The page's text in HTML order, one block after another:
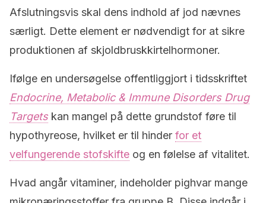
Afslutningsvis skal dens indhold af jod nævnes
særligt. Dette element er nødvendigt for at sikre
produktionen af skjoldbruskkirtelhormoner.
Ifølge en undersøgelse offentliggjort i tidsskriftet
Endocrine, Metabolic & Immune Disorders Drug
Targets kan mangel på dette grundstof føre til
hypothyreose, hvilket er til hinder for et
velfungerende stofskifte og en følelse af vitalitet.
Hvad angår vitaminer, indeholder pighvar mange